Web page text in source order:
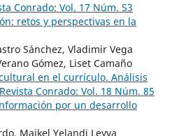
Conrado: Vol. 17 Núm. S3
retos y perspectivas en la
Sánchez, Vladimir Vega
Gómez, Liset Camaño
en el currículo. Análisis
Revista Conrado: Vol. 18 Núm. 85
por un desarrollo
Maikel Yelandi Leyva